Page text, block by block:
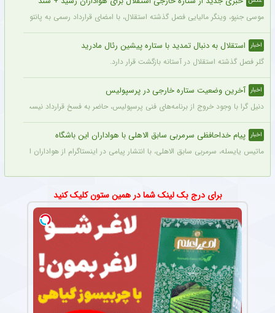
موسی جنپو، وینگر مالیایی فصل گذشته استقلال، با امضای قرارداد رسمی به پانتولیکوس
اخبار استقلال به دنبال تمدید با ستاره پیشین رئال مادرید
گلر فصل گذشته استقلال در آستانه بازگشت قرار دارد.
اخبار آخرین وضعیت ستاره خارجی در پرسپولیس
دنیل گرا با وجود خروج از برنامه‌های فنی پرسپولیس، حاضر به فسخ قرارداد نیست.
اخبار پیام خداحافظی سرمربی سابق الاهلی با هواداران این باشگاه
ماتیس یایسله، سرمربی سابق الاهلی، با انتشار پیامی در اینستاگرام از هواداران این
برای درج بک لینک شما در همین ستون کلیک کنید